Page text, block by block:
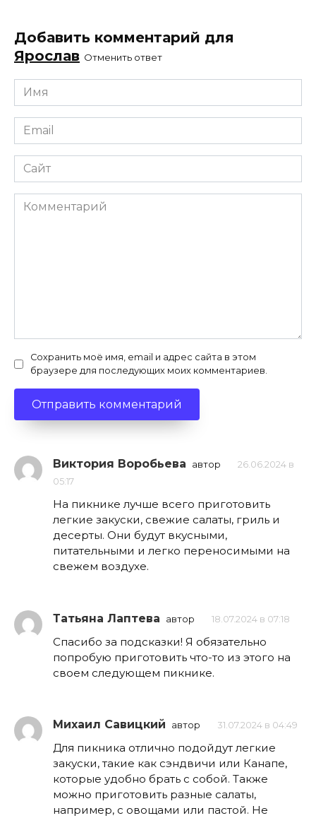
Добавить комментарий для
Ярослав Отменить ответ
Имя
*
Email
*
Сайт
Комментарий
Сохранить моё имя, email и адрес сайта в этом
браузере для последующих моих комментариев.
Виктория Воробьева автор
26.06.2024 в
05:17
На пикнике лучше всего приготовить
легкие закуски, свежие салаты, гриль и
десерты. Они будут вкусными,
питательными и легко переносимыми на
свежем воздухе.
Татьяна Лаптева автор 18.07.2024 в 07:18
Спасибо за подсказки! Я обязательно
попробую приготовить что-то из этого на
своем следующем пикнике.
Михаил Савицкий автор 31.07.2024 в 04:49
Для пикника отлично подойдут легкие
закуски, такие как сэндвичи или Канапе,
которые удобно брать с собой. Также
можно приготовить разные салаты,
например, с овощами или пастой. Не